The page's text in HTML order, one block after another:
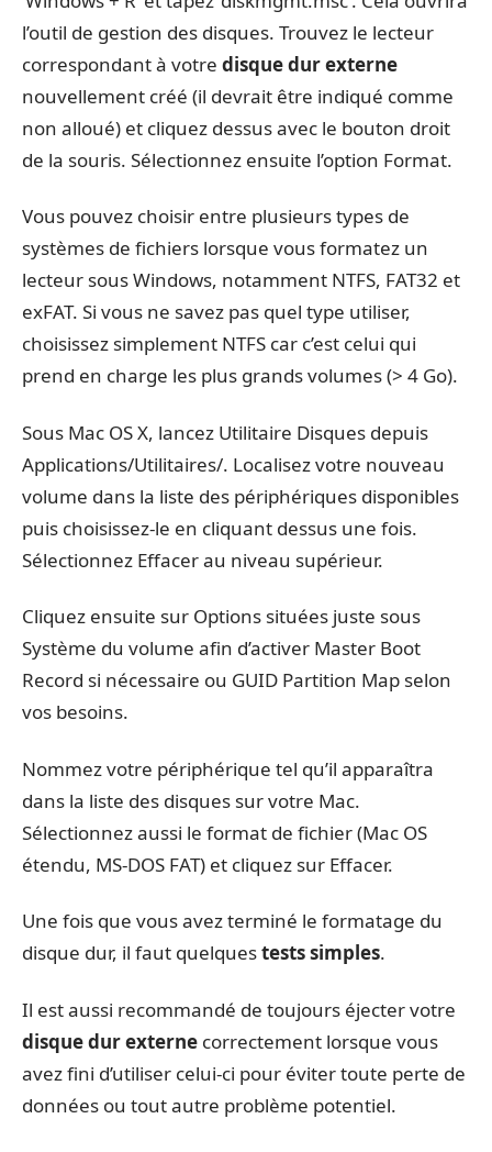
l’outil de gestion des disques. Trouvez le lecteur
correspondant à votre disque dur externe
nouvellement créé (il devrait être indiqué comme
non alloué) et cliquez dessus avec le bouton droit
de la souris. Sélectionnez ensuite l’option Format.
Vous pouvez choisir entre plusieurs types de
systèmes de fichiers lorsque vous formatez un
lecteur sous Windows, notamment NTFS, FAT32 et
exFAT. Si vous ne savez pas quel type utiliser,
choisissez simplement NTFS car c’est celui qui
prend en charge les plus grands volumes (> 4 Go).
Sous Mac OS X, lancez Utilitaire Disques depuis
Applications/Utilitaires/. Localisez votre nouveau
volume dans la liste des périphériques disponibles
puis choisissez-le en cliquant dessus une fois.
Sélectionnez Effacer au niveau supérieur.
Cliquez ensuite sur Options situées juste sous
Système du volume afin d’activer Master Boot
Record si nécessaire ou GUID Partition Map selon
vos besoins.
Nommez votre périphérique tel qu’il apparaîtra
dans la liste des disques sur votre Mac.
Sélectionnez aussi le format de fichier (Mac OS
étendu, MS-DOS FAT) et cliquez sur Effacer.
Une fois que vous avez terminé le formatage du
disque dur, il faut quelquestests simples.
Il est aussi recommandé de toujours éjecter votre
disque dur externe correctement lorsque vous
avez fini d’utiliser celui-ci pour éviter toute perte de
données ou tout autre problème potentiel.